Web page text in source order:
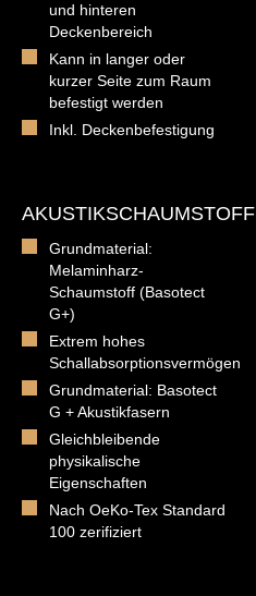
und hinteren
Deckenbereich
Kann in langer oder
kurzer Seite zum Raum
befestigt werden
Inkl. Deckenbefestigung
AKUSTIKSCHAUMSTOFF
Grundmaterial:
Melaminharz-
Schaumstoff (Basotect
G+)
Extrem hohes
Schallabsorptionsvermögen
Grundmaterial: Basotect
G + Akustikfasern
Gleichbleibende
physikalische
Eigenschaften
Nach OeKo-Tex Standard
100 zerifiziert